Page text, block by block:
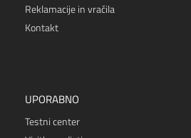
Reklamacije in vračila
Kontakt
UPORABNO
Testni center